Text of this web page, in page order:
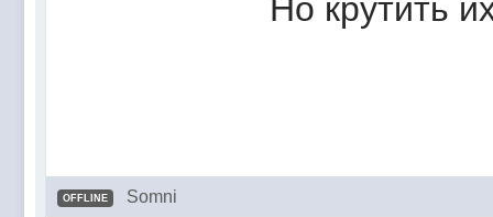
Но крутить
OFFLINE Somni